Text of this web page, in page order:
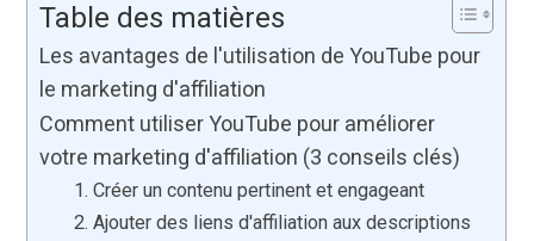
Table des matières
Les avantages de l'utilisation de YouTube pour
le marketing d'affiliation
Comment utiliser YouTube pour améliorer
votre marketing d'affiliation (3 conseils clés)
1. Créer un contenu pertinent et engageant
2. Ajouter des liens d'affiliation aux descriptions